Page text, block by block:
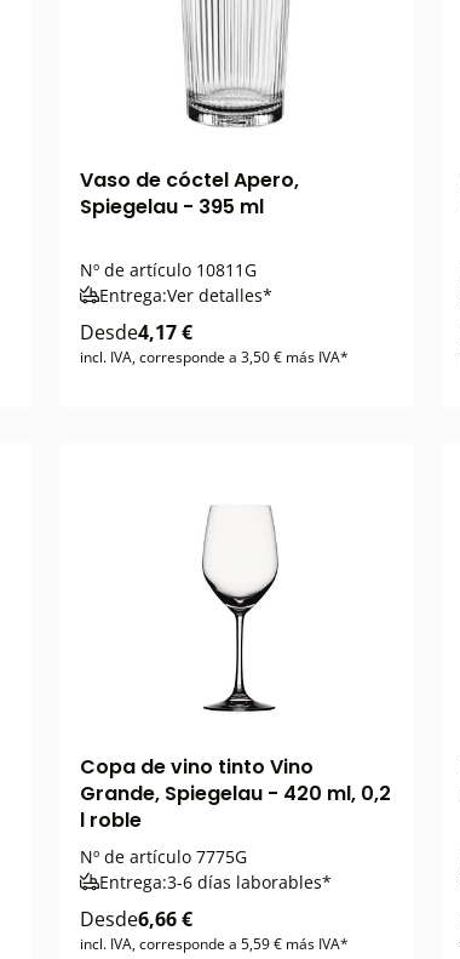
Vaso de cóctel Apero,
Spiegelau - 395 ml
Nº de artículo10811G
Entrega:Ver detalles*
Desde4,17 €
incl. IVA, corresponde a 3,50 € más IVA*
Copa de vino tinto Vino
Grande, Spiegelau - 420 ml, 0,2
l roble
Nº de artículo7775G
Entrega:3-6 días laborables*
Desde6,66 €
incl. IVA, corresponde a 5,59 € más IVA*